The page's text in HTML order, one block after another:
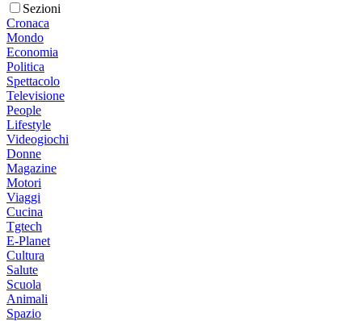
Sezioni
Cronaca
Mondo
Economia
Politica
Spettacolo
Televisione
People
Lifestyle
Videogiochi
Donne
Magazine
Motori
Viaggi
Cucina
Tgtech
E-Planet
Cultura
Salute
Scuola
Animali
Spazio